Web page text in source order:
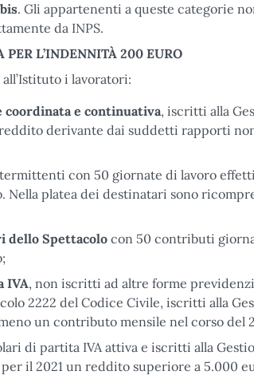
. Gli appartenenti a queste categorie
da INPS.
L’INDENNITÀ 200 EURO
i lavoratori:
e continuativa, iscritti alla
reddito derivante dai suddetti rapporti
con 50 giornate di lavoro
platea dei destinatari sono
dello Spettacolo con 50 contributi
IVA, non iscritti ad altre forme
2222 del Codice Civile, iscritti alla
un contributo mensile nel corso del
di partita IVA attiva e iscritti alla
il 2021 un reddito superiore a 5.000